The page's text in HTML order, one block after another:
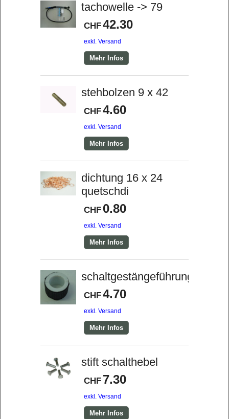
tachowelle -> 79
CHF42.30
exkl. Versand
Mehr Infos
stehbolzen 9 x 42
CHF4.60
exkl. Versand
Mehr Infos
dichtung 16 x 24
quetschdi
CHF 0.80
exkl. Versand
Mehr Infos
schaltgestängeführung
CHF4.70
exkl. Versand
Mehr Infos
stift schalthebel
CHF 7.30
exkl. Versand
Mehr Infos